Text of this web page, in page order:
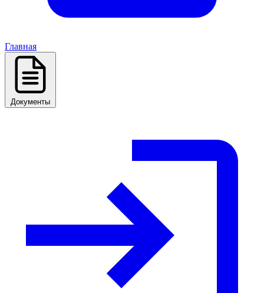
Главная
Документы